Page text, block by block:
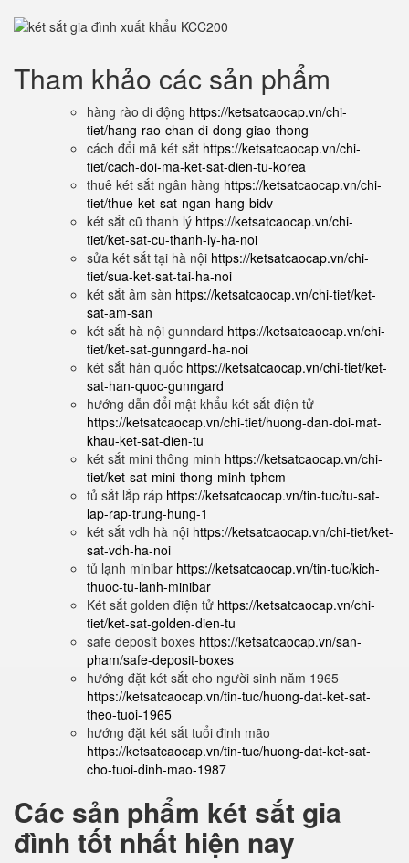
Tham khảo các sản phẩm
hàng rào di động https://ketsatcaocap.vn/chi-
tiet/hang-rao-chan-di-dong-giao-thong
cách đổi mã két sắt https://ketsatcaocap.vn/chi-
tiet/cach-doi-ma-ket-sat-dien-tu-korea
thuê két sắt ngân hàng https://ketsatcaocap.vn/chi-
tiet/thue-ket-sat-ngan-hang-bidv
két sắt cũ thanh lý https://ketsatcaocap.vn/chi-
tiet/ket-sat-cu-thanh-ly-ha-noi
sửa két sắt tại hà nội https://ketsatcaocap.vn/chi-
tiet/sua-ket-sat-tai-ha-noi
két sắt âm sàn https://ketsatcaocap.vn/chi-tiet/ket-
sat-am-san
két sắt hà nội gunndard https://ketsatcaocap.vn/chi-
tiet/ket-sat-gunngard-ha-noi
két sắt hàn quốc https://ketsatcaocap.vn/chi-tiet/ket-
sat-han-quoc-gunngard
hướng dẫn đổi mật khẩu két sắt điện tử
https://ketsatcaocap.vn/chi-tiet/huong-dan-doi-mat-
khau-ket-sat-dien-tu
két sắt mini thông minh https://ketsatcaocap.vn/chi-
tiet/ket-sat-mini-thong-minh-tphcm
tủ sắt lắp ráp https://ketsatcaocap.vn/tin-tuc/tu-sat-
lap-rap-trung-hung-1
két sắt vdh hà nội https://ketsatcaocap.vn/chi-tiet/ket-
sat-vdh-ha-noi
tủ lạnh minibar https://ketsatcaocap.vn/tin-tuc/kich-
thuoc-tu-lanh-minibar
Két sắt golden điện tử https://ketsatcaocap.vn/chi-
tiet/ket-sat-golden-dien-tu
safe deposit boxes https://ketsatcaocap.vn/san-
pham/safe-deposit-boxes
hướng đặt két sắt cho người sinh năm 1965
https://ketsatcaocap.vn/tin-tuc/huong-dat-ket-sat-
theo-tuoi-1965
hướng đặt két sắt tuổi đinh mão
https://ketsatcaocap.vn/tin-tuc/huong-dat-ket-sat-
cho-tuoi-dinh-mao-1987
Các sản phẩm két sắt gia
đình tốt nhất hiện nay